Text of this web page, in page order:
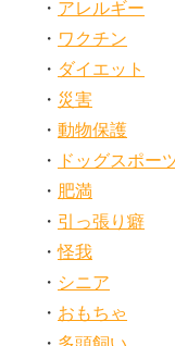
アレルギー
ワクチン
ダイエット
災害
動物保護
ドッグスポー
肥満
引っ張り癖
怪我
シニア
おもちゃ